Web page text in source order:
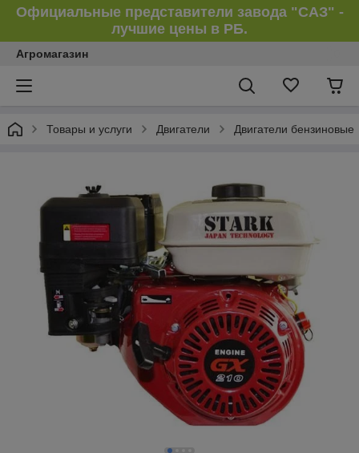
Официальные представители завода "САЗ" -
лучшие цены в РБ.
Агромагазин
Товары и услуги Двигатели Двигатели бензиновые